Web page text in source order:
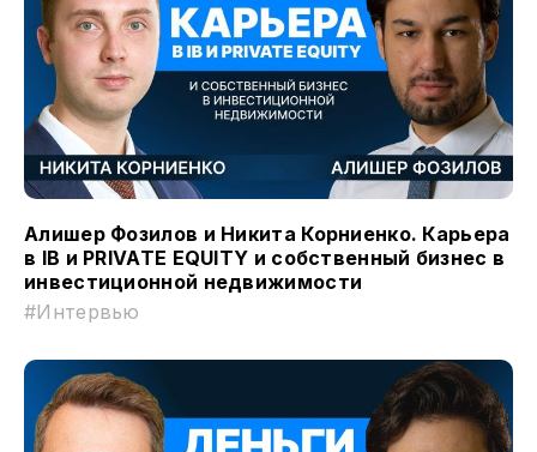
Алишер Фозилов и Никита Корниенко. Карьера
в IB и PRIVATE EQUITY и собственный бизнес в
инвестиционной недвижимости
#Интервью